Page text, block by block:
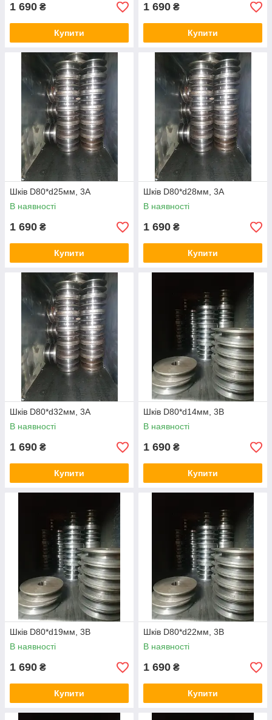
1 690 ₴
Купити
1 690 ₴
Купити
Шків D80*d25мм, 3А
В наявності
1 690 ₴
Купити
Шків D80*d28мм, 3А
В наявності
1 690 ₴
Купити
Шків D80*d32мм, 3А
В наявності
1 690 ₴
Купити
Шків D80*d14мм, 3B
В наявності
1 690 ₴
Купити
Шків D80*d19мм, 3B
В наявності
1 690 ₴
Купити
Шків D80*d22мм, 3B
В наявності
1 690 ₴
Купити